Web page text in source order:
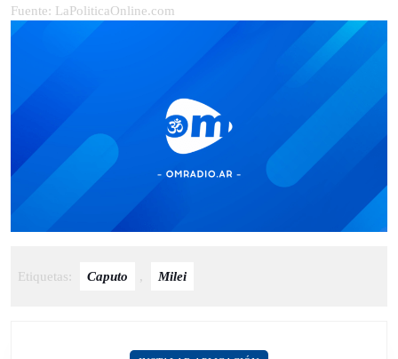
Fuente: LaPoliticaOnline.com
Etiquetas: Caputo , Milei